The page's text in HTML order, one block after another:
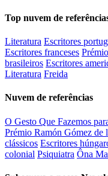
Top nuvem de
Literatura Escritores
Escritores franceses
brasileiros Escritores
Literatura Freida
Nuvem de referências
O Gesto Que Fazemos
Prémio Ramón Gómez de
clássicos Escritores
colonial Psiquiatra Ôna